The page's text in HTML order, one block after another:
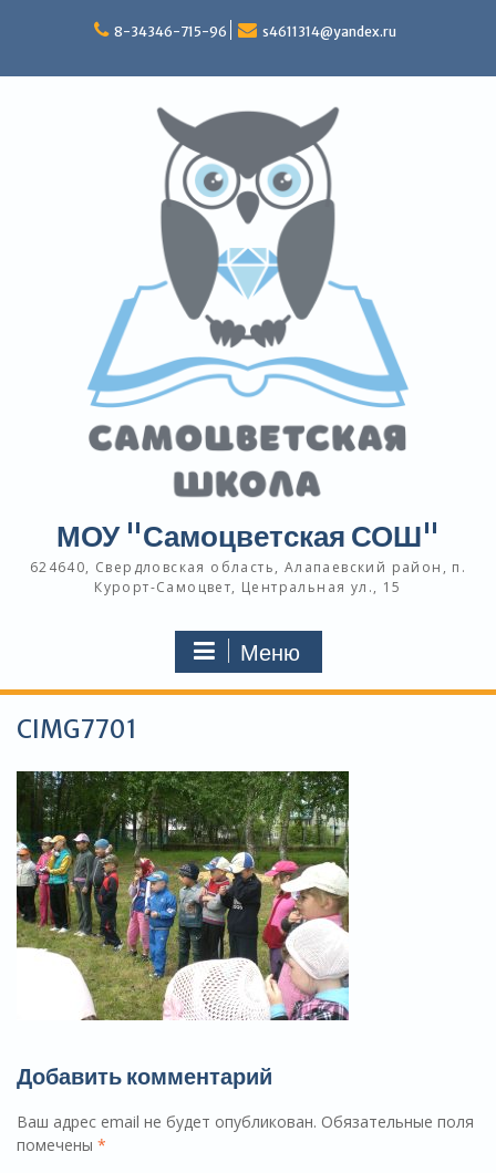
8-34346-715-96 s4611314@yandex.ru
МОУ "Самоцветская СОШ"
624640, Свердловская область, Алапаевский район, п.
Курорт-Самоцвет, Центральная ул., 15
Меню
CIMG7701
Добавить комментарий
Ваш адрес email не будет опубликован. Обязательные поля
помечены *